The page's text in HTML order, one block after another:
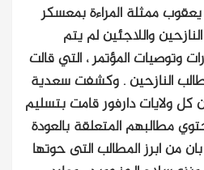
ممثلة المراءة بمعسكر
واللاجئين لم يتم
وتوصيات المؤتمر ، التي قالت
النازحين . وكشفت سعدية
كل ولايات دارفور قامت بتسليم
مطالبهم المتعلقة بالعودة
من ابرز المطالب التى حوتها